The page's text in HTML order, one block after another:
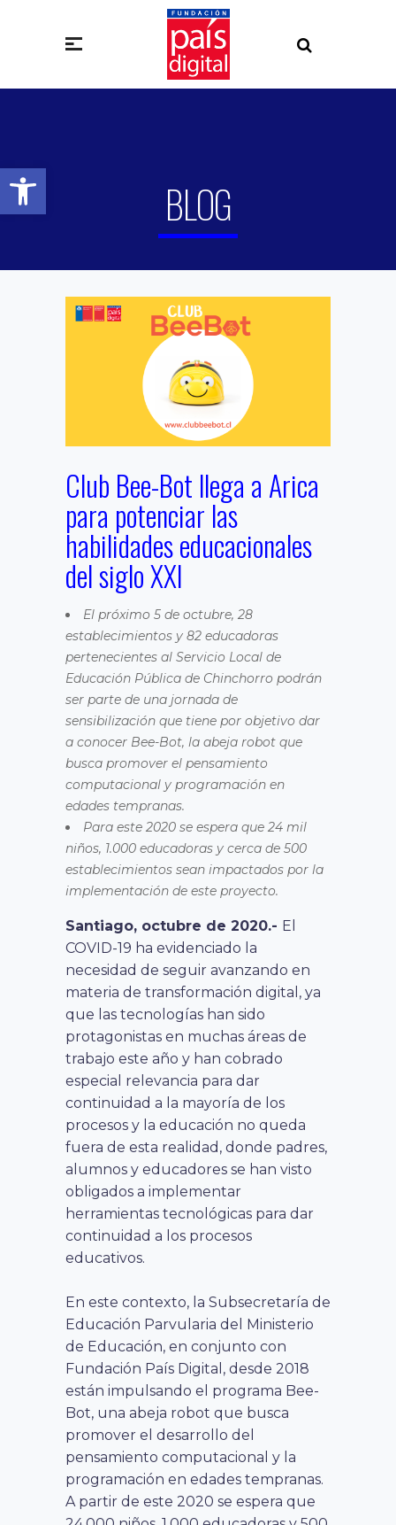
Abrir barra de herramientas
BLOG
Club Bee-Bot llega a Arica
para potenciar las
habilidades educacionales
del siglo XXI
El próximo 5 de octubre, 28
establecimientos y 82 educadoras
pertenecientes al Servicio Local de
Educación Pública de Chinchorro podrán
ser parte de una jornada de
sensibilización que tiene por objetivo dar
a conocer Bee-Bot, la abeja robot que
busca promover el pensamiento
computacional y programación en
edades tempranas.
Para este 2020 se espera que 24 mil
niños, 1.000 educadoras y cerca de 500
establecimientos sean impactados por la
implementación de este proyecto.
Santiago, octubre de 2020.- El
COVID-19 ha evidenciado la
necesidad de seguir avanzando en
materia de transformación digital, ya
que las tecnologías han sido
protagonistas en muchas áreas de
trabajo este año y han cobrado
especial relevancia para dar
continuidad a la mayoría de los
procesos y la educación no queda
fuera de esta realidad, donde padres,
alumnos y educadores se han visto
obligados a implementar
herramientas tecnológicas para dar
continuidad a los procesos
educativos.
En este contexto, la Subsecretaría de
Educación Parvularia del Ministerio
de Educación, en conjunto con
Fundación País Digital, desde 2018
están impulsando el programa Bee-
Bot, una abeja robot que busca
promover el desarrollo del
pensamiento computacional y la
programación en edades tempranas.
A partir de este 2020 se espera que